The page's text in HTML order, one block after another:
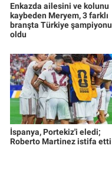
Enkazda ailesini ve kolunu
kaybeden Meryem, 3 farklı
branşta Türkiye şampiyonu
oldu
İspanya, Portekiz'i eledi;
Roberto Martinez istifa etti